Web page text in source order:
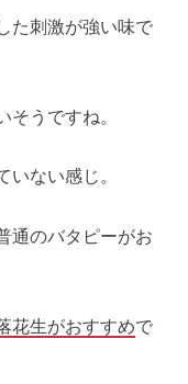
た刺激が強い味で
そうですね。
ない感じ。
通のバタピーがお
花生がおすすめで